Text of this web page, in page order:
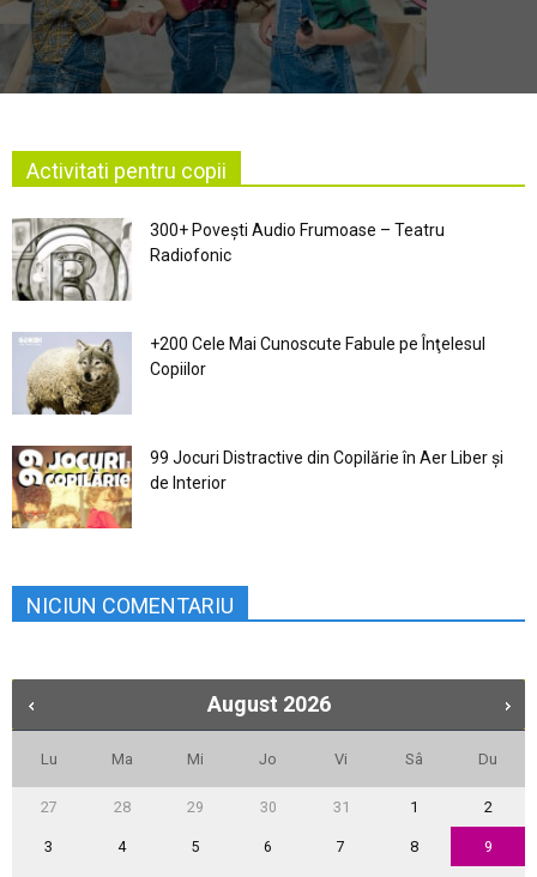
Activitati pentru copii
300+ Povești Audio Frumoase – Teatru
Radiofonic
+200 Cele Mai Cunoscute Fabule pe Înţelesul
Copiilor
99 Jocuri Distractive din Copilărie în Aer Liber şi
de Interior
NICIUN COMENTARIU
August 2026
Lu Ma Mi Jo Vi Sâ Du
27 28 29 30 31 1 2
3 4 5 6 7 8 9